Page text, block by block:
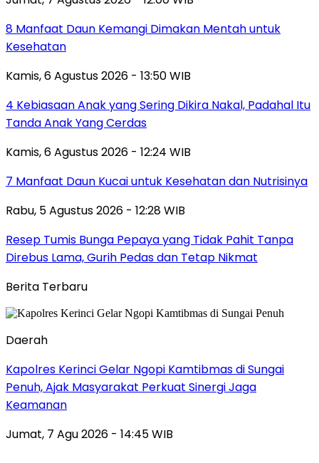
8 Manfaat Daun Kemangi Dimakan Mentah untuk
Kesehatan
Kamis, 6 Agustus 2026 - 13:50 WIB
4 Kebiasaan Anak yang Sering Dikira Nakal, Padahal Itu
Tanda Anak Yang Cerdas
Kamis, 6 Agustus 2026 - 12:24 WIB
7 Manfaat Daun Kucai untuk Kesehatan dan Nutrisinya
Rabu, 5 Agustus 2026 - 12:28 WIB
Resep Tumis Bunga Pepaya yang Tidak Pahit Tanpa
Direbus Lama, Gurih Pedas dan Tetap Nikmat
Berita Terbaru
Daerah
Kapolres Kerinci Gelar Ngopi Kamtibmas di Sungai
Penuh, Ajak Masyarakat Perkuat Sinergi Jaga
Keamanan
Jumat, 7 Agu 2026 - 14:45 WIB